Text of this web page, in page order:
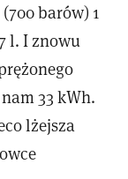
barów) 1
l. I znowu
33 kWh.
lżejsza